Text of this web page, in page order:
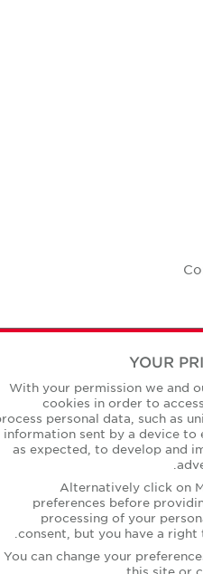
YOUR
With your permission we
cookies in order to
process personal data, such as
information sent by a device
as expected, to develop
Alternatively click on
preferences before
processing of your
consent, but you have a
You can change your
this site
.